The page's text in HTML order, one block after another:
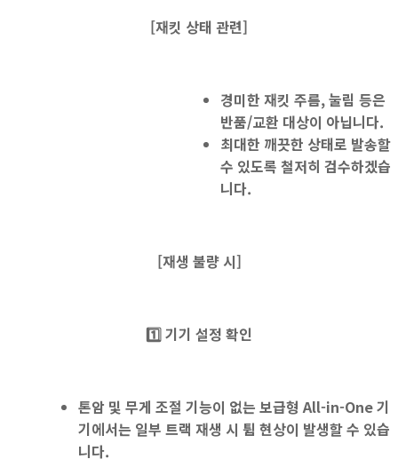
[재킷 상태 관련]
경미한 재킷 주름, 눌림 등은
반품/교환 대상이 아닙니다.
최대한 깨끗한 상태로 발송할
수 있도록 철저히 검수하겠습
니다.
[재생 불량 시]
1️⃣기기 설정 확인
톤암 및 무게 조절 기능이 없는 보급형 All-in-One기
기에서는 일부 트랙 재생 시 튐 현상이 발생할 수 있습
니다.